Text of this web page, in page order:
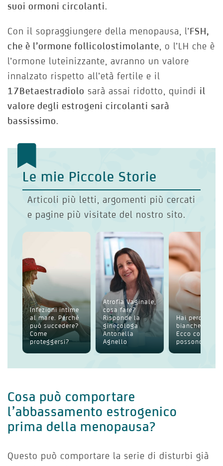
suoi ormoni circolanti.
Con il sopraggiungere della menopausa, l’FSH,
che è l’ormone follicolostimolante , o l’LH che è
l’ormone luteinizzante, avranno un valore
innalzato rispetto all’età fertile e il
17Betaestradiolo sarà assai ridotto, quindi il
valore degli estrogeni circolanti sarà
bassissimo.
Le mie Piccole Storie
Articoli più letti, argomenti più cercati
e pagine più visitate del nostro sito.
Infezioni intime
al mare. Perché
può succedere?
Come
proteggersi?
Atrofia Vaginale,
cosa fare?
Risponde la
ginecologa
Antonella
Agnello
Hai perdite
bianche
Ecco cosa
possono
Cosa può comportare
l’abbassamento estrogenico
prima della menopausa?
Questo può comportare la serie di disturbi già